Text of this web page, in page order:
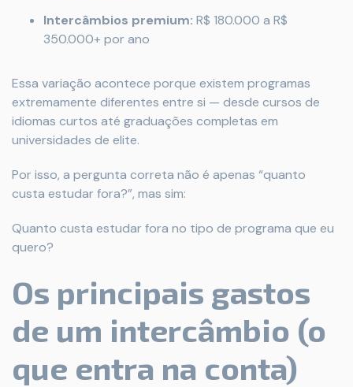
Intercâmbios premium: R$ 180.000 a R$
350.000+ por ano
Essa variação acontece porque existem programas
extremamente diferentes entre si — desde cursos de
idiomas curtos até graduações completas em
universidades de elite.
Por isso, a pergunta correta não é apenas “quanto
custa estudar fora?”, mas sim:
Quanto custa estudar fora no tipo de programa que eu
quero?
Os principais gastos
de um intercâmbio (o
que entra na conta)